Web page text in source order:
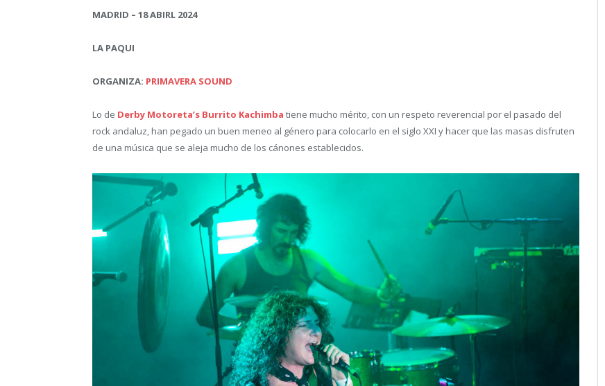
MADRID – 18 ABIRL 2024
LA PAQUI
ORGANIZA: PRIMAVERA SOUND
Lo de Derby Motoreta’s Burrito Kachimba tiene mucho mérito, con un respeto reverencial por el pasado del
rock andaluz, han pegado un buen meneo al género para colocarlo en el siglo XXI y hacer que las masas disfruten
de una música que se aleja mucho de los cánones establecidos.